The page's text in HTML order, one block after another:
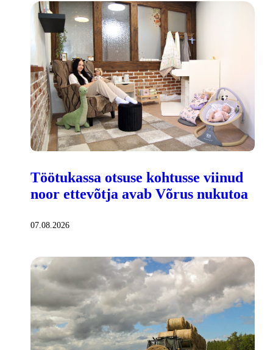
Töötukassa otsuse kohtusse viinud
noor ettevõtja avab Võrus nukutoa
07.08.2026